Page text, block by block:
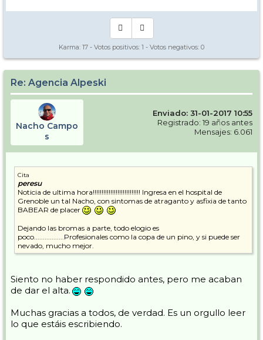
Karma: 17 - Votos positivos: 1 - Votos negativos: 0
Re: Agencia Alpeski
Nacho Campo
s
Enviado: 31-01-2017 10:55
Registrado: 19 años antes
Mensajes: 6.061
Cita
peresu
Noticia de ultima hora!!!!!!!!!!!!!!!!!!!!!!!!!!! Ingresa en el hospital de
Grenoble un tal Nacho, con sintomas de atraganto y asfixia de tanto
BABEAR de placer
Dejando las bromas a parte, todo elogio es
poco.................Profesionales como la copa de un pino, y si puede ser
nevado, mucho mejor.
Siento no haber respondido antes, pero me acaban
de dar el alta.
Muchas gracias a todos, de verdad. Es un orgullo leer
lo que estáis escribiendo.